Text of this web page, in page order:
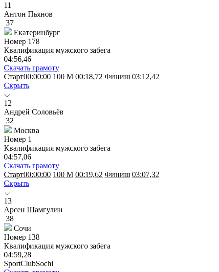
11
Антон Пьянов
37
Екатеринбург
Номер 178
Квалификация мужского забега
04:56,46
Скачать грамоту
Старт00:00:00 100 M 00:18,72 Финиш 03:12,42
Скрыть
12
Андрей Соловьёв
32
Москва
Номер 1
Квалификация мужского забега
04:57,06
Скачать грамоту
Старт00:00:00 100 M 00:19,62 Финиш 03:07,32
Скрыть
13
Арсен Шамгулин
38
Сочи
Номер 138
Квалификация мужского забега
04:59,28
SportClubSochi